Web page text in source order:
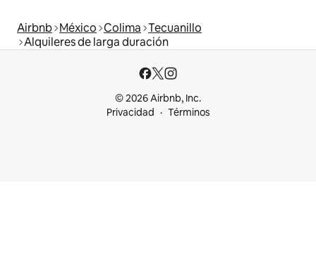
Airbnb México Colima Tecuanillo
Alquileres de larga duración
© 2026 Airbnb, Inc.
Privacidad
Términos